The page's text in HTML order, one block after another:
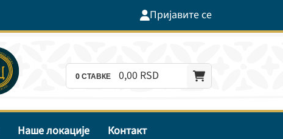
Пријавите се
0СТАВКЕ 0,00 RSD
Наше локације Контакт